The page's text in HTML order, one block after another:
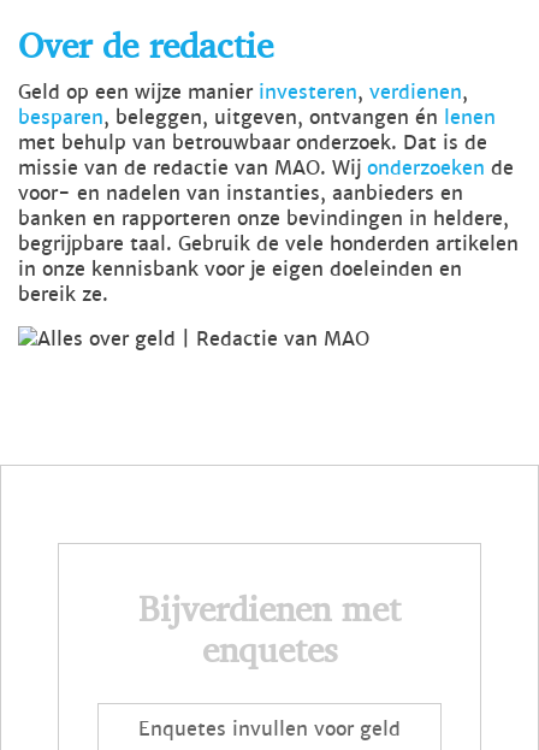
Over de redactie
Geld op een wijze manier investeren, verdienen,
besparen, beleggen, uitgeven, ontvangen én lenen
met behulp van betrouwbaar onderzoek. Dat is de
missie van de redactie van MAO. Wij onderzoeken de
voor- en nadelen van instanties, aanbieders en
banken en rapporteren onze bevindingen in heldere,
begrijpbare taal. Gebruik de vele honderden artikelen
in onze kennisbank voor je eigen doeleinden en
bereik ze.
Bijverdienen met
enquetes
Enquetes invullen voor geld